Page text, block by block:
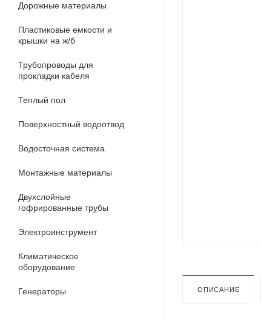
Дорожные материалы
Пластиковые емкости и
крышки на ж/б
Трубопроводы для
прокладки кабеля
Теплый пол
Поверхностный водоотвод
Водосточная система
Монтажные материалы
Двухслойные
гофрированные трубы
Электроинструмент
Климатическое
оборудование
Генераторы ОПИСАНИЕ